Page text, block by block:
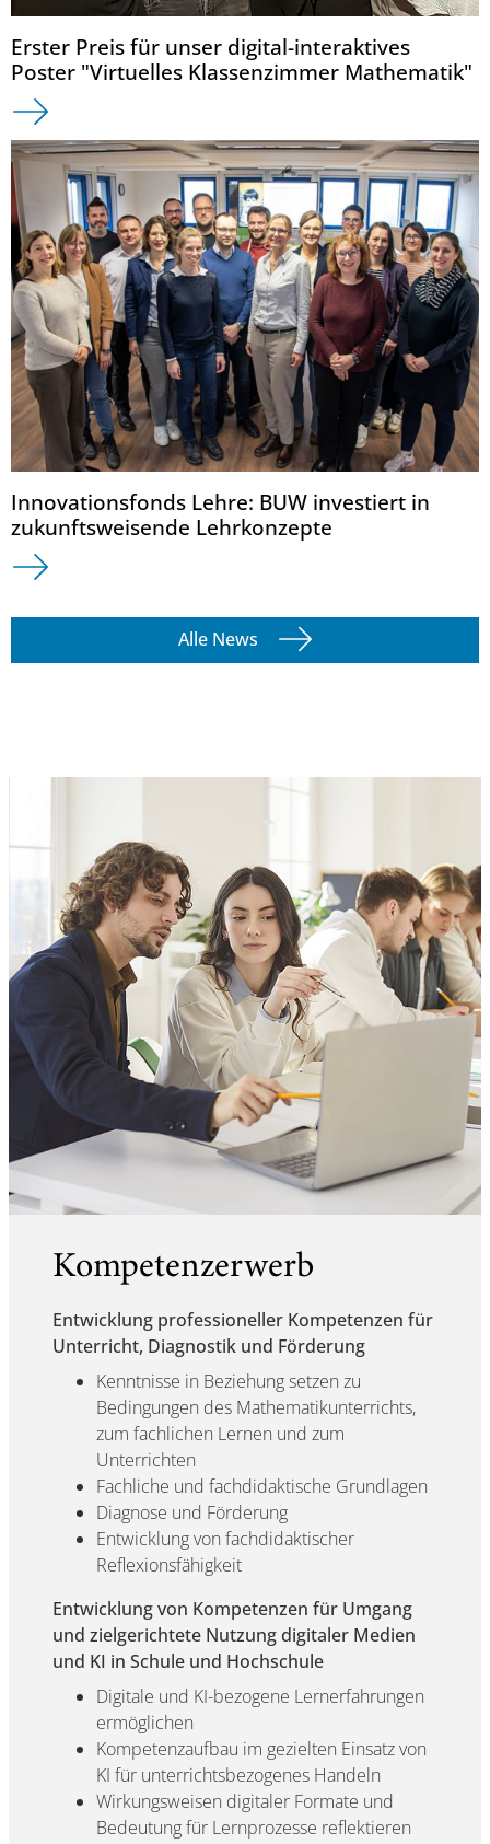
Erster Preis für unser digital-interaktives
Poster "Virtuelles Klassenzimmer Mathematik"
Innovationsfonds Lehre: BUW investiert in
zukunftsweisende Lehrkonzepte
Alle News
Kompetenzerwerb
Entwicklung professioneller Kompetenzen für
Unterricht, Diagnostik und Förderung
Kenntnisse in Beziehung setzen zu
Bedingungen des Mathematikunterrichts,
zum fachlichen Lernen und zum
Unterrichten
Fachliche und fachdidaktische Grundlagen
Diagnose und Förderung
Entwicklung von fachdidaktischer
Reflexionsfähigkeit
Entwicklung von Kompetenzen für Umgang
und zielgerichtete Nutzung digitaler Medien
und KI in Schule und Hochschule
Digitale und KI-bezogene Lernerfahrungen
ermöglichen
Kompetenzaufbau im gezielten Einsatz von
KI für unterrichtsbezogenes Handeln
Wirkungsweisen digitaler Formate und
Bedeutung für Lernprozesse reflektieren